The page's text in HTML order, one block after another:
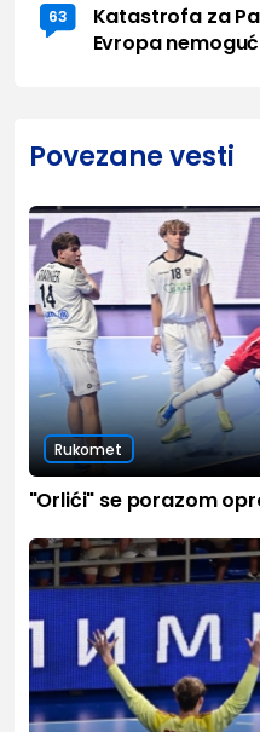
63
Katastrofa za
Evropa
Povezane vesti
Rukomet
"Orlići" se porazom